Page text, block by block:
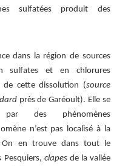
sulfatées produit des
dans la région de sources
sulfates et en chlorures
de cette dissolution (source
près de Garéoult). Elle se
des phénomènes
n’est pas localisé à la
On en trouve dans tout le
Pesquiers, clapesde la vallée